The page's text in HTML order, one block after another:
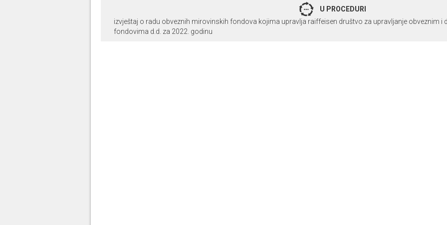
U PROCEDURI
izvještaj o radu obveznih mirovinskih fondova kojima upravlja raiffeisen društvo za upravljanje obveznim
fondovima d.d. za 2022. godinu